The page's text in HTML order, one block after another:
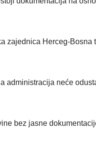
zajednica Herceg-Bosna
administracija neće
bez jasne